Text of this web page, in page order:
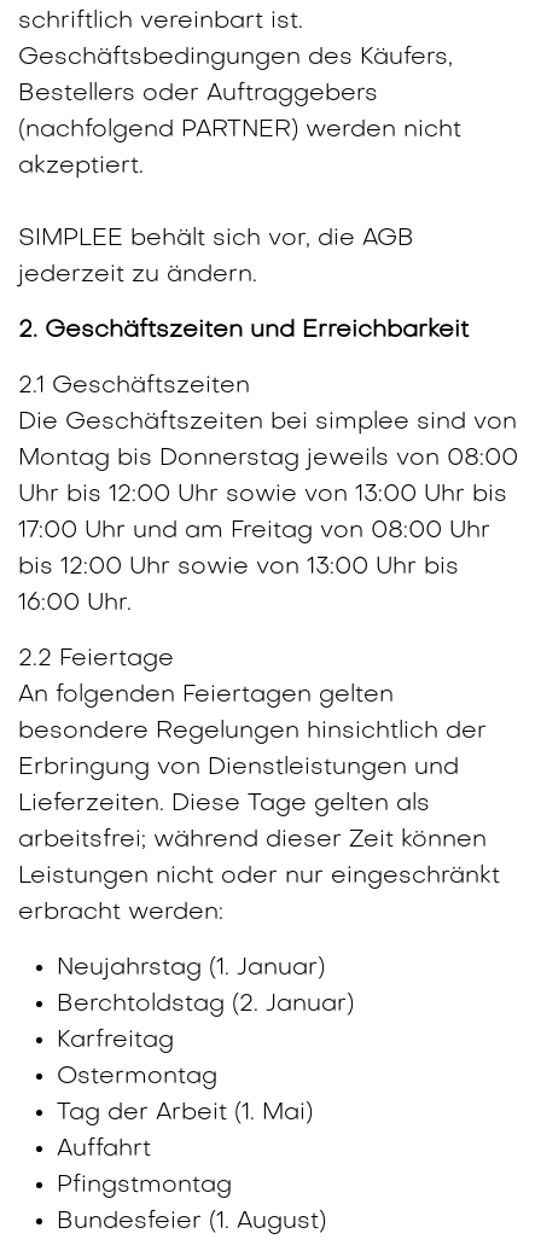
schriftlich vereinbart ist.
Geschäftsbedingungen des Käufers,
Bestellers oder Auftraggebers
(nachfolgend PARTNER) werden nicht
akzeptiert.
SIMPLEE behält sich vor, die AGB
jederzeit zu ändern.
2. Geschäftszeiten und Erreichbarkeit
2.1 Geschäftszeiten
Die Geschäftszeiten bei simplee sind von
Montag bis Donnerstag jeweils von 08:00
Uhr bis 12:00 Uhr sowie von 13:00 Uhr bis
17:00 Uhr und am Freitag von 08:00 Uhr
bis 12:00 Uhr sowie von 13:00 Uhr bis
16:00 Uhr.
2.2 Feiertage
An folgenden Feiertagen gelten
besondere Regelungen hinsichtlich der
Erbringung von Dienstleistungen und
Lieferzeiten. Diese Tage gelten als
arbeitsfrei; während dieser Zeit können
Leistungen nicht oder nur eingeschränkt
erbracht werden:
Neujahrstag (1. Januar)
Berchtoldstag (2. Januar)
Karfreitag
Ostermontag
Tag der Arbeit (1. Mai)
Auffahrt
Pfingstmontag
Bundesfeier (1. August)